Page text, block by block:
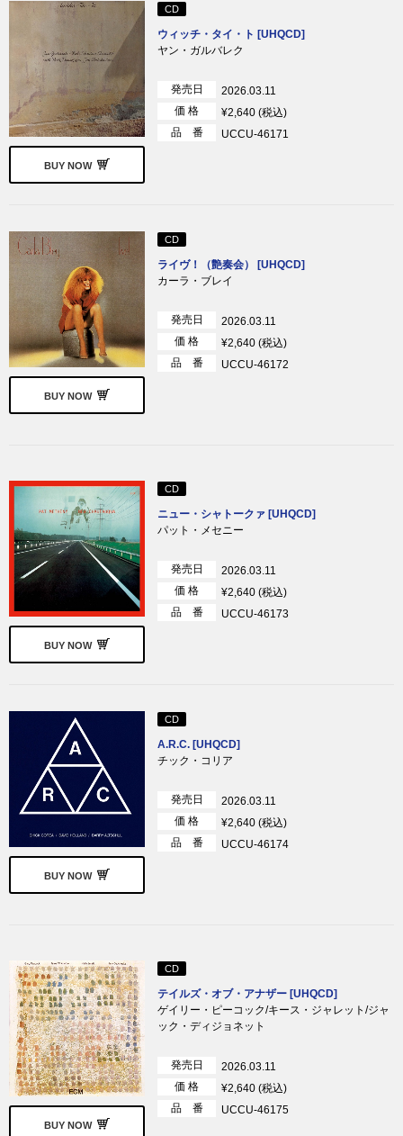
BUY NOW
CD
ウィッチ・タイ・ト [UHQCD]
ヤン・ガルバレク
発売日
2026.03.11
価 格
¥2,640 (税込)
品 番
UCCU-46171
BUY NOW
CD
ライヴ！（艶奏会） [UHQCD]
カーラ・ブレイ
発売日
2026.03.11
価 格
¥2,640 (税込)
品 番
UCCU-46172
BUY NOW
CD
ニュー・シャトークァ [UHQCD]
パット・メセニー
発売日
2026.03.11
価 格
¥2,640 (税込)
品 番
UCCU-46173
BUY NOW
CD
A.R.C. [UHQCD]
チック・コリア
発売日
2026.03.11
価 格
¥2,640 (税込)
品 番
UCCU-46174
BUY NOW
CD
テイルズ・オブ・アナザー [UHQCD]
ゲイリー・ピーコック/キース・ジャレット/ジャ
ック・ディジョネット
発売日
2026.03.11
価 格
¥2,640 (税込)
品 番
UCCU-46175